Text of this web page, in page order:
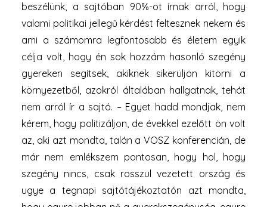
beszélünk, a sajtóban 90%-ot írnak arról, hogy
valami politikai jellegű kérdést feltesznek nekem és
ami a számomra legfontosabb és életem egyik
célja volt, hogy én sok hozzám hasonló szegény
gyereken segítsek, akiknek sikerüljön kitörni a
környezetből, azokról általában hallgatnak, tehát
nem arról ír a sajtó. – Egyet hadd mondjak, nem
kérem, hogy politizáljon, de évekkel ezelőtt ön volt
az, aki azt mondta, talán a VOSZ konferencián, de
már nem emlékszem pontosan, hogy hol, hogy
szegény nincs, csak rosszul vezetett ország és
ugye a tegnapi sajtótájékoztatón azt mondta,